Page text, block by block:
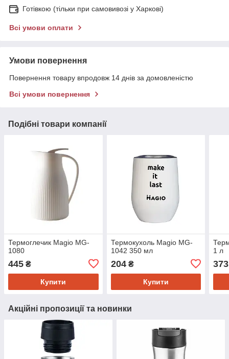
Готівкою (тільки при самовивозі у Харкові)
Всі умови оплати
Умови повернення
Повернення товару впродовж 14 днів за домовленістю
Всі умови повернення
Подібні товари компанії
Термоглечик Magio MG-
1080
445 ₴
Купити
Термокухоль Magio MG-
1042 350 мл
204₴
Купити
1 л
373
Акційні пропозиції та новинки